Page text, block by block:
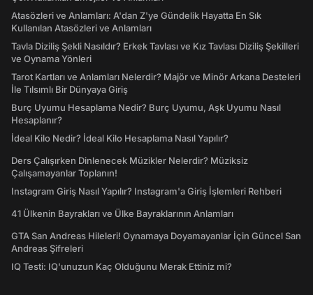
Atasözleri ve Anlamları: A'dan Z'ye Gündelik Hayatta En Sık
Kullanılan Atasözleri ve Anlamları
Tavla Diziliş Şekli Nasıldır? Erkek Tavlası ve Kız Tavlası Diziliş Şekilleri
ve Oynama Yönleri
Tarot Kartları ve Anlamları Nelerdir? Majör ve Minör Arkana Desteleri
İle Tılsımlı Bir Dünyaya Giriş
Burç Uyumu Hesaplama Nedir? Burç Uyumu, Aşk Uyumu Nasıl
Hesaplanır?
İdeal Kilo Nedir? İdeal Kilo Hesaplama Nasıl Yapılır?
Ders Çalışırken Dinlenecek Müzikler Nelerdir? Müziksiz
Çalışamayanlar Toplanın!
Instagram Giriş Nasıl Yapılır? Instagram'a Giriş İşlemleri Rehberi
41 Ülkenin Bayrakları ve Ülke Bayraklarının Anlamları
GTA San Andreas Hileleri! Oynamaya Doyamayanlar İçin Güncel San
Andreas Şifreleri
IQ Testi: IQ'unuzun Kaç Olduğunu Merak Ettiniz mi?